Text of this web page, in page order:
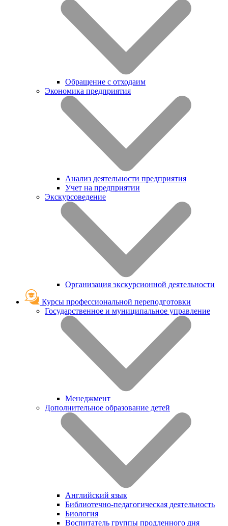
Обращение с отходаим
Экономика предприятия
Анализ деятельности предприятия
Учет на предприятии
Экскурсоведение
Организация экскурсионной деятельности
Курсы профессиональной переподготовки
Государственное и муниципальное управление
Менеджмент
Дополнительное образование детей
Английский язык
Библиотечно-педагогическая деятельность
Биология
Воспитатель группы продленного дня